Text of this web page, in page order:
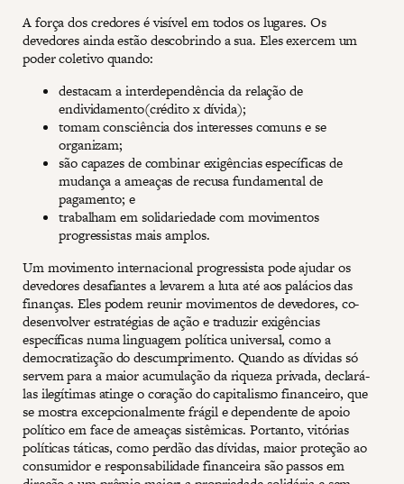
A força dos credores é visível em todos os lugares. Os
devedores ainda estão descobrindo a sua. Eles exercem um
poder coletivo quando:
destacam a interdependência da relação de
endividamento(crédito x dívida);
tomam consciência dos interesses comuns e se
organizam;
são capazes de combinar exigências específicas de
mudança a ameaças de recusa fundamental de
pagamento; e
trabalham em solidariedade com movimentos
progressistas mais amplos.
Um movimento internacional progressista pode ajudar os
devedores desafiantes a levarem a luta até aos palácios das
finanças. Eles podem reunir movimentos de devedores, co-
desenvolver estratégias de ação e traduzir exigências
específicas numa linguagem política universal, como a
democratização do descumprimento. Quando as dívidas só
servem para a maior acumulação da riqueza privada, declará-
las ilegítimas atinge o coração do capitalismo financeiro, que
se mostra excepcionalmente frágil e dependente de apoio
político em face de ameaças sistêmicas. Portanto, vitórias
políticas táticas, como perdão das dívidas, maior proteção ao
consumidor e responsabilidade financeira são passos em